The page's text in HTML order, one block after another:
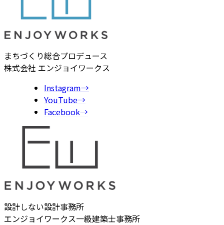
まちづくり総合プロデュース
株式会社 エンジョイワークス
Instagram→
YouTube→
Facebook→
設計しない設計事務所
エンジョイワークス一級建築士事務所